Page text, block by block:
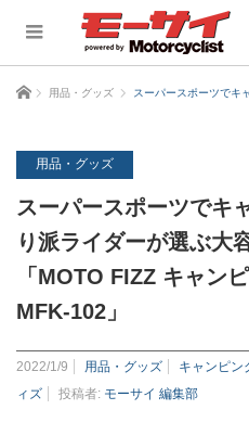
ホーム 用品・グッズ スーパースポーツでキ
用品・グッズ
スーパースポーツでキ
り派ライダーが選ぶ大
「MOTO FIZZ キャン
MFK-102」
2022/1/9 用品・グッズ キャンピン
ィズ
投稿者: モーサイ 編集部